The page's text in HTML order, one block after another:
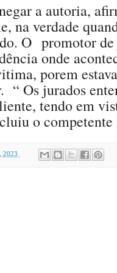
a autoria,
na verdade
O promotor
onde
porem
“ Os jurados
tendo em
o
2023